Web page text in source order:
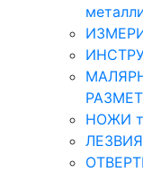
НОЖИ